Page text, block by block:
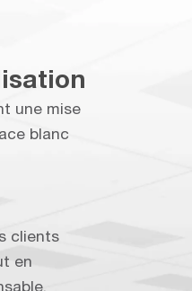
une mise
blanc
clients
en